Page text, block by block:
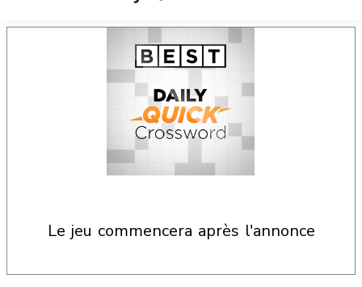
le jeu commencera après l'annonce